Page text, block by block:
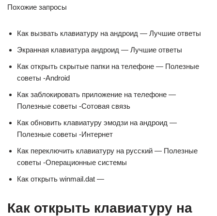
Похожие запросы
Как вызвать клавиатуру на андроид — Лучшие ответы
Экранная клавиатура андроид — Лучшие ответы
Как открыть скрытые папки на телефоне — Полезные
советы -Android
Как заблокировать приложение на телефоне —
Полезные советы -Сотовая связь
Как обновить клавиатуру эмодзи на андроид —
Полезные советы -Интернет
Как переключить клавиатуру на русский — Полезные
советы -Операционные системы
Как открыть winmail.dat —
Как открыть клавиатуру на